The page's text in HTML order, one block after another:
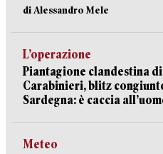
di Alessandro Mele
L’operazione
Piantagione clandestina
Carabinieri, blitz
Sardegna: è caccia
Meteo